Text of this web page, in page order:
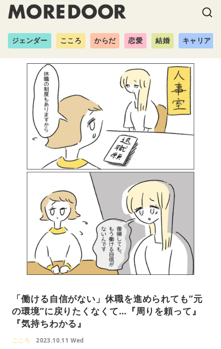
ジェンダー こころ からだ 恋愛 結婚 キャリア
「働ける自信がない」休職を進められても”元
の環境”に戻りたくなくて…『周りを頼って』
『気持ちわかる』
こころ 2023.10.11 Wed